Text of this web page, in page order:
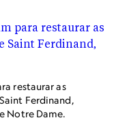
restaurar as
Ferdinand,
Notre Dame.